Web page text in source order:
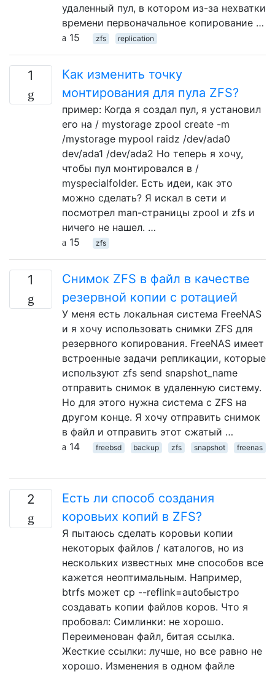
удаленный пул, в котором из-за нехватки
времени первоначальное копирование …
15
zfs replication
1
Как изменить точку
монтирования для пула ZFS?
пример: Когда я создал пул, я установил
его на / mystorage zpool create -m
/mystorage mypool raidz /dev/ada0
dev/ada1 /dev/ada2 Но теперь я хочу,
чтобы пул монтировался в /
myspecialfolder. Есть идеи, как это
можно сделать? Я искал в сети и
посмотрел man-страницы zpool и zfs и
ничего не нашел. …
15
zfs
1
Снимок ZFS в файл в качестве
резервной копии с ротацией
У меня есть локальная система FreeNAS
и я хочу использовать снимки ZFS для
резервного копирования. FreeNAS имеет
встроенные задачи репликации, которые
используют zfs send snapshot_name
отправить снимок в удаленную систему.
Но для этого нужна система с ZFS на
другом конце. Я хочу отправить снимок
в файл и отправить этот сжатый …
14
freebsd backup zfs snapshot freenas
2
Есть ли способ создания
коровьих копий в ZFS?
Я пытаюсь сделать коровьи копии
некоторых файлов / каталогов, но из
нескольких известных мне способов все
кажется неоптимальным. Например,
btrfs может cp --reflink=autoбыстро
создавать копии файлов коров. Что я
пробовал: Симлинки: не хорошо.
Переименован файл, битая ссылка.
Жесткие ссылки: лучше, но все равно не
хорошо. Изменения в одном файле